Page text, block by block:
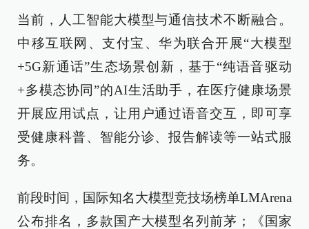
当前，人工智能大模型与通信技术不断融合。
中移互联网、支付宝、华为联合开展“大模型
+5G新通话”生态场景创新，基于“纯语音驱动
+多模态协同”的AI生活助手，在医疗健康场景
开展应用试点，让用户通过语音交互，即可享
受健康科普、智能分诊、报告解读等一站式服
务。
前段时间，国际知名大模型竞技场榜单LMArena
公布排名，多款国产大模型名列前茅；《国家